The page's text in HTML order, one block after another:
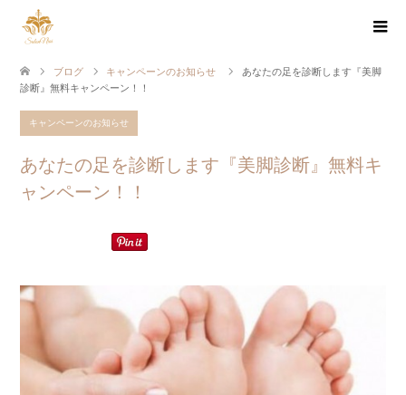
ブログ キャンペーンのお知らせ
あなたの足を診断します『美脚
診断』無料キャンペーン！！
キャンペーンのお知らせ
あなたの足を診断します『美脚診断』無料キ
ャンペーン！！